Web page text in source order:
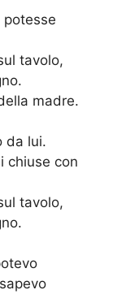
potesse
tavolo,
madre.
da lui.
chiuse con
tavolo,